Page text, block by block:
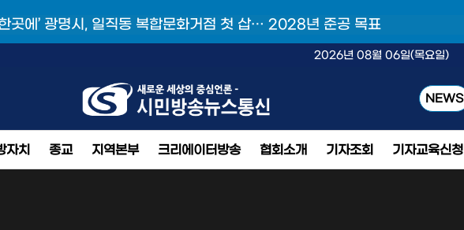
한곳에’ 광명시, 일직동 복합문화거점 첫 삽… 2028년 준공 목표
2026년 08월 06일(목요일)
NEWS
자치 종교 지역본부 크리에이터방송 협회소개 기자조회 기자교육신청